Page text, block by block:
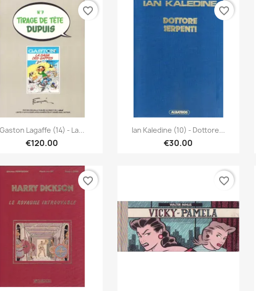
Quick view
Gaston Lagaffe (14) - La...
€120.00
favorite_border
Quick view
Ian Kaledine (10) - Dottore...
€30.00
favorite_border
favorite_border favorite_border